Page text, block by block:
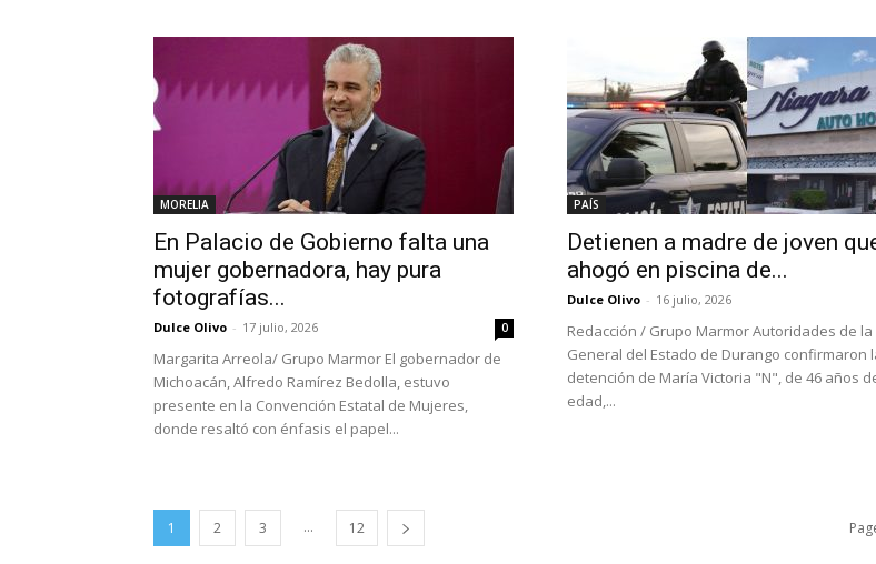
MORELIA
En Palacio de Gobierno falta una
mujer gobernadora, hay pura
fotografías...
Dulce Olivo - 17 julio, 2026 0
Margarita Arreola/ Grupo Marmor El gobernador de
Michoacán, Alfredo Ramírez Bedolla, estuvo
presente en la Convención Estatal de Mujeres,
donde resaltó con énfasis el papel...
PAÍS
Detienen a madre de joven
ahogó en piscina de...
Dulce Olivo - 16 julio, 2026
Redacción / Grupo Marmor Autoridades de la
General del Estado de Durango confirmaron
detención de María Victoria "N", de 46 años
edad,...
1 2 3 ... 12